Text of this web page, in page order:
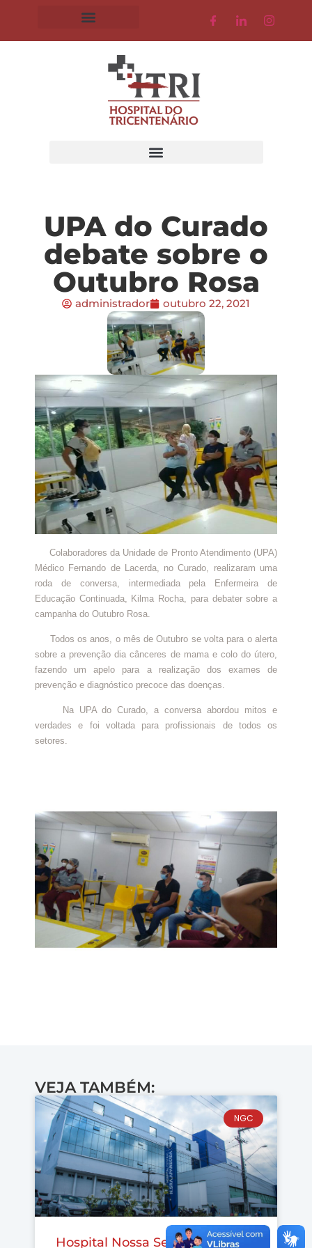
UPA do Curado
debate sobre o
Outubro Rosa
administrador outubro 22, 2021
Colaboradores da Unidade de Pronto Atendimento (UPA)
Médico Fernando de Lacerda, no Curado, realizaram uma
roda de conversa, intermediada pela Enfermeira de
Educação Continuada, Kilma Rocha, para debater sobre a
campanha do Outubro Rosa.
Todos os anos, o mês de Outubro se volta para o alerta
sobre a prevenção dia cânceres de mama e colo do útero,
fazendo um apelo para a realização dos exames de
prevenção e diagnóstico precoce das doenças.
Na UPA do Curado, a conversa abordou mitos e
verdades e foi voltada para profissionais de todos os
setores.
VEJA TAMBÉM:
NGC
Hospital Nossa Senhora